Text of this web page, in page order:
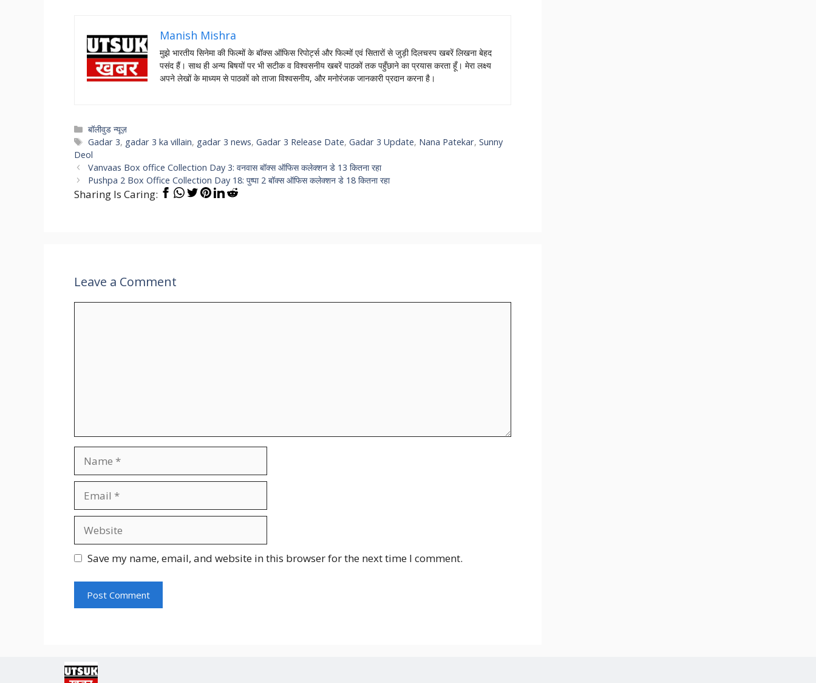
Manish Mishra
मुझे भारतीय सिनेमा की फिल्मों के बॉक्स ऑफिस रिपोर्ट्स और फिल्मों एवं सितारों से जुड़ी दिलचस्प खबरें लिखना बेहद
पसंद हैं। साथ ही अन्य बिषयों पर भी सटीक व विश्वसनीय खबरें पाठकों तक पहुँछाने का प्रयास करता हूँ। मेरा लक्ष्य
अपने लेखों के माध्यम से पाठकों को ताजा विश्वसनीय, और मनोरंजक जानकारी प्रदान करना है।
Categories
बॉलीवुड न्यूज़
Tags
Gadar 3, gadar 3 ka villain, gadar 3 news,Gadar 3 Release Date,Gadar 3 Update, Nana Patekar,Sunny
Deol
Vanvaas Box office Collection Day 3: वनवास बॉक्स ऑफिस कलेक्शन डे 13 कितना रहा
Pushpa 2 Box Office Collection Day 18: पुष्पा 2 बॉक्स ऑफिस कलेक्शन डे 18 कितना रहा
Sharing Is Caring:
Leave a Comment
Save my name, email, and website in this browser for the next time I comment.